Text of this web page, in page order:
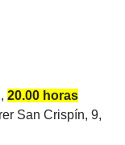
20.00 horas
San Crispín, 9,